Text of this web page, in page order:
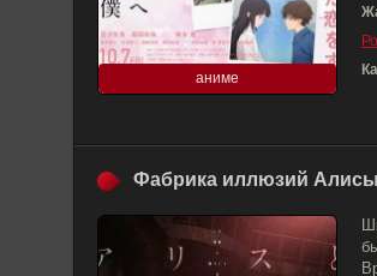
аниме
Фабрика иллюзий Алисы